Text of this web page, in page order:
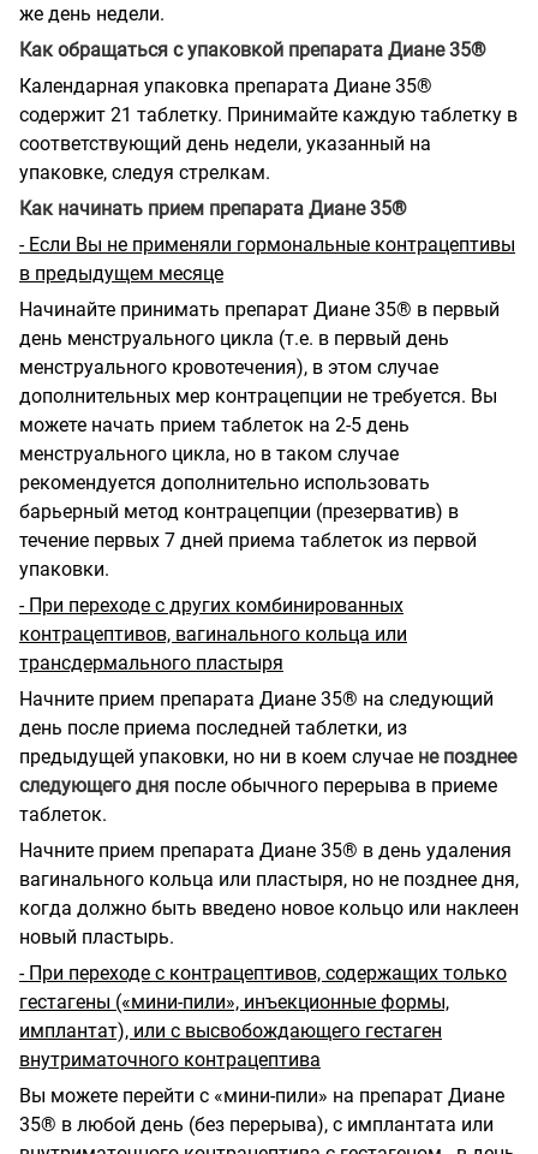
же день недели.
Как обращаться с упаковкой препарата Диане 35®
Календарная упаковка препарата Диане 35®
содержит 21 таблетку. Принимайте каждую таблетку в
соответствующий день недели, указанный на
упаковке, следуя стрелкам.
Как начинать прием препарата Диане 35®
- Если Вы не применяли гормональные контрацептивы
в предыдущем месяце
Начинайте принимать препарат Диане 35® в первый
день менструального цикла (т.е. в первый день
менструального кровотечения), в этом случае
дополнительных мер контрацепции не требуется. Вы
можете начать прием таблеток на 2-5 день
менструального цикла, но в таком случае
рекомендуется дополнительно использовать
барьерный метод контрацепции (презерватив) в
течение первых 7 дней приема таблеток из первой
упаковки.
- При переходе с других комбинированных
контрацептивов, вагинального кольца или
трансдермального пластыря
Начните прием препарата Диане 35® на следующий
день после приема последней таблетки, из
предыдущей упаковки, но ни в коем случае не позднее
следующего дня после обычного перерыва в приеме
таблеток.
Начните прием препарата Диане 35® в день удаления
вагинального кольца или пластыря, но не позднее дня,
когда должно быть введено новое кольцо или наклеен
новый пластырь.
- При переходе с контрацептивов, содержащих только
гестагены («мини-пили», инъекционные формы,
имплантат), или с высвобождающего гестаген
внутриматочного контрацептива
Вы можете перейти с «мини-пили» на препарат Диане
35® в любой день (без перерыва), с имплантата или